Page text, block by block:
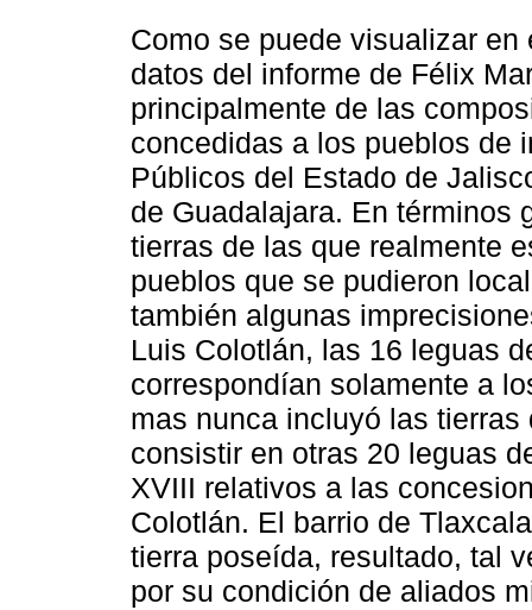
Como se puede visualizar
datos del informe de Félix
principalmente de las
concedidas a los pueblos de
Públicos del Estado de
de Guadalajara. En términos
tierras de las que realmente
pueblos que se pudieron
también algunas
Luis Colotlán, las 16 leguas
correspondían solamente a
mas nunca incluyó las
consistir en otras 20 leguas
XVIII relativos a las
Colotlán. El barrio de
tierra poseída, resultado, tal
por su condición de aliados